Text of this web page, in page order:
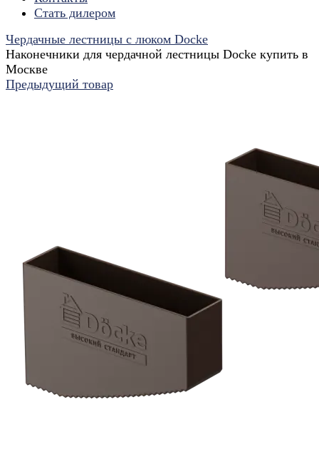
Стать дилером
Чердачные лестницы с люком Docke
Наконечники для чердачной лестницы Docke купить в
Москве
Предыдущий товар